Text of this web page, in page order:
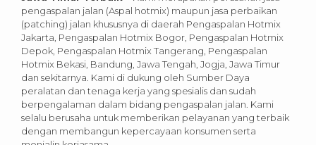
pengaspalan jalan (Aspal hotmix) maupun jasa perbaikan
(patching) jalan khususnya di daerah Pengaspalan Hotmix
Jakarta, Pengaspalan Hotmix Bogor, Pengaspalan Hotmix
Depok, Pengaspalan Hotmix Tangerang, Pengaspalan
Hotmix Bekasi, Bandung, Jawa Tengah, Jogja, Jawa Timur
dan sekitarnya. Kami di dukung oleh Sumber Daya
peralatan dan tenaga kerja yang spesialis dan sudah
berpengalaman dalam bidang pengaspalan jalan. Kami
selalu berusaha untuk memberikan pelayanan yang terbaik
dengan membangun kepercayaan konsumen serta